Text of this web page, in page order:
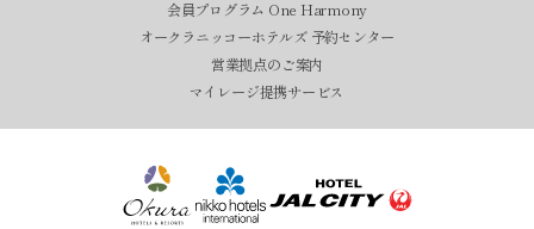
会員プログラム One Harmony
オークラニッコーホテルズ 予約センター
営業拠点のご案内
マイレージ提携サービス